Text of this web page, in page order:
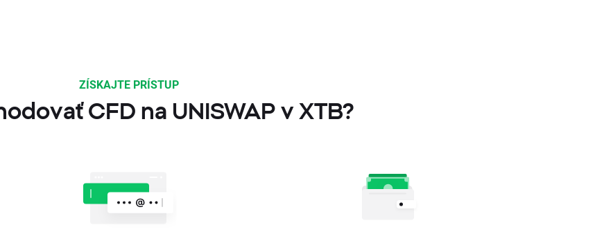
ZÍSKAJTE PRÍSTUP
CFD na UNISWAP v XTB?